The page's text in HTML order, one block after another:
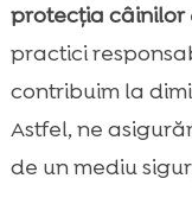
protecția câinilor
practici
contribuim la
Astfel, ne
de un mediu